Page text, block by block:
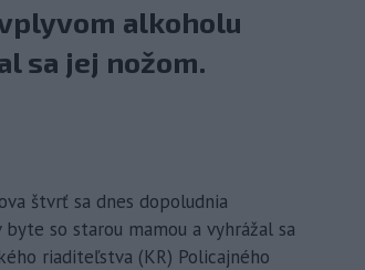
alkoholu
sa jej nožom.
štvrť sa dnes dopoludnia
so starou mamou a vyhrážal sa
riaditeľstva (KR) Policajného